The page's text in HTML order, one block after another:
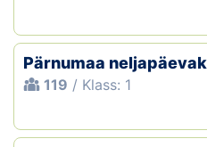
Pärnumaa neljapäevak
119 / Klass: 1